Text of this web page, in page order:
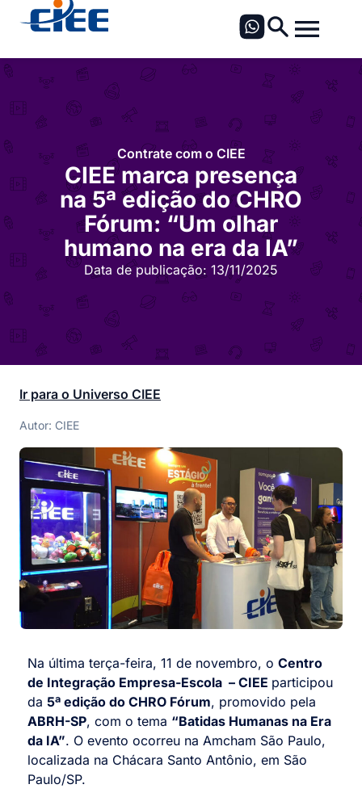
Contrate com o CIEE
CIEE marca presença
na 5ª edição do CHRO
Fórum: “Um olhar
humano na era da IA”
Data de publicação: 13/11/2025
Ir para o Universo CIEE
Autor: CIEE
Na última terça-feira, 11 de novembro, o Centro
de Integração Empresa-Escola – CIEE participou
da 5ª edição do CHRO Fórum, promovido pela
ABRH-SP, com o tema “Batidas Humanas na Era
da IA”. O evento ocorreu na Amcham São Paulo,
localizada na Chácara Santo Antônio, em São
Paulo/SP.